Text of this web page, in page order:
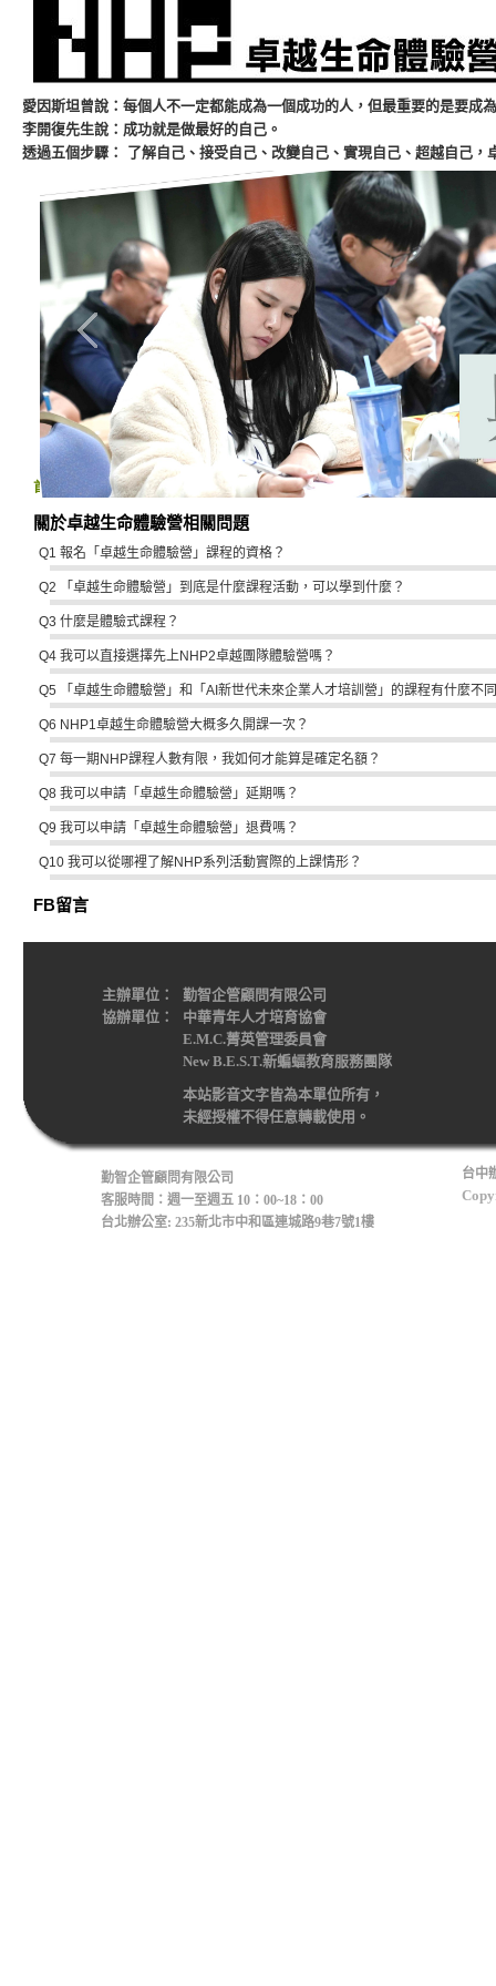
愛因斯坦曾說：每個人不一定都能成為一個成功的人，但最重要的是要成
李開復先生說：成功就是做最好的自己。
透過五個步驟： 了解自己、接受自己、改變自己、實現自己、超越自己
首頁 > 關於卓越生命體驗營相關問題
關於卓越生命體驗營相關問題
Q1 報名「卓越生命體驗營」課程的資格？
Q2 「卓越生命體驗營」到底是什麼課程活動，可以學到什麼？
Q3 什麼是體驗式課程？
Q4 我可以直接選擇先上NHP2卓越團隊體驗營嗎？
Q5 「卓越生命體驗營」和「AI新世代未來企業人才培訓營」的課程有什麼不
Q6 NHP1卓越生命體驗營大概多久開課一次？
Q7 每一期NHP課程人數有限，我如何才能算是確定名額？
Q8 我可以申請「卓越生命體驗營」延期嗎？
Q9 我可以申請「卓越生命體驗營」退費嗎？
Q10 我可以從哪裡了解NHP系列活動實際的上課情形？
FB留言
主辦單位：
協辦單位：
勤智企管顧問有限公司
中華青年人才培育協會
E.M.C.菁英管理委員會
New B.E.S.T.新蝙蝠教育服務團隊
本站影音文字皆為本單位所有，
未經授權不得任意轉載使用。
勤智企管顧問有限公司
客服時間：週一至週五 10：00~18：00
台北辦公室: 235新北市中和區連城路9巷7號1樓
台中